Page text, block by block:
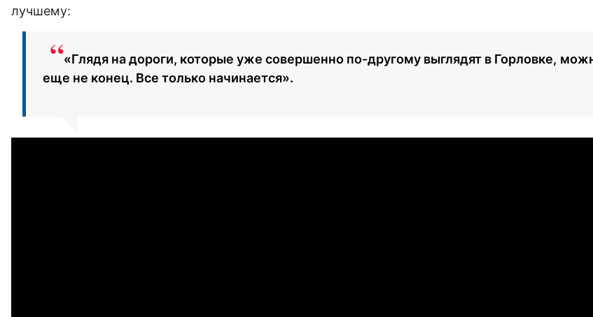
лучшему:
«Глядя на дороги, которые уже совершенно по-другому выглядят в Горловке,
еще не конец. Все только начинается».